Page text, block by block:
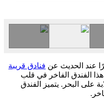
عند الحديث عن فنادق قريبة
الفندق الفاخر في قلب
على البحر. يتميز الفندق